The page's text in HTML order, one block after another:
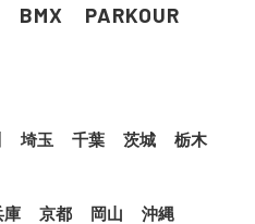
BMX PARKOUR
埼玉 千葉 茨城
栃木
庫 京都 岡山 沖縄